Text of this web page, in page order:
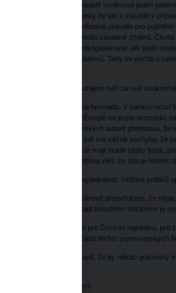
bankovní unii by měl v zásadě vzniknout jeden
ručí navzájem. České banky by tak v zásadě v
Už dnes jsou v Evropě jednotná pravidla pro
své banky. To by se teď mělo zásadně změnit.
jak zavírat banky, jak je rekapitalizovat, jak platit
na řešení případných problémů. Tady se počítá s
* LN Takže si všichni navzájem ručí za své
Všechno se dává na jednu hromadu. V
dáme všechny peníze v Evropě na jednu hromadu,
nebude nikdy zájmem českých autorit představu,
když spousta lidí včetně mě má vážné pochyby, že
pojištění vkladů, z nichž se mají hradit ztráty bank,
plná. Ale dobře: pokud většina věří, že toto je
* LN Jezdíte do Bruselu vyjednávat. Většina
Myslím si, že panuje většinové přesvědčení, že
kompetencí při dohledu nad finančním sektorem je
* LN Ale co je teď důležité pro Českou republiku,
bude mít ambici být součástí těchto panevropských
Vůbec si neumím představit, že by někdo
* LN Co je naším zájmem?